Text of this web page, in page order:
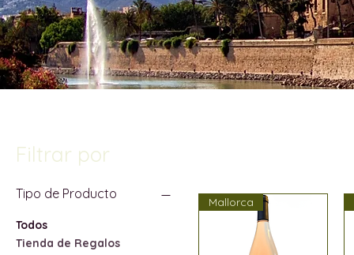
Filtrar por
Tipo de Producto
Todos
Tienda de Regalos
Mallorca